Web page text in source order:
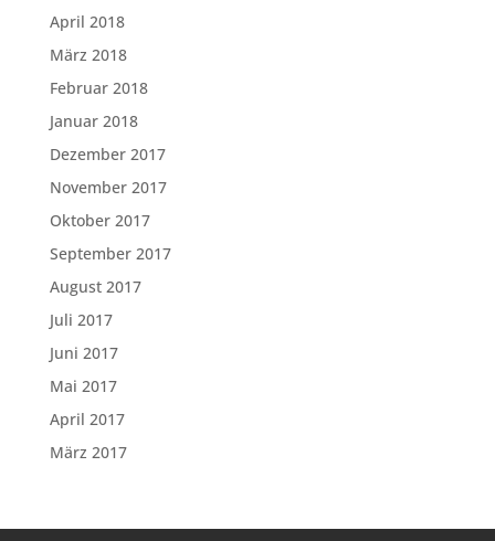
April 2018
März 2018
Februar 2018
Januar 2018
Dezember 2017
November 2017
Oktober 2017
September 2017
August 2017
Juli 2017
Juni 2017
Mai 2017
April 2017
März 2017